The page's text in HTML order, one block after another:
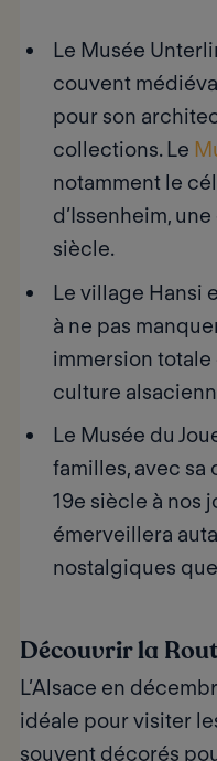
Le Musée
couvent
pour son
collections. Le
notamment le
d’Issenheim,
siècle.
Le village Hansi
à ne pas
immersion totale
culture
Le Musée du
familles, avec
19e siècle à nos
émerveillera
nostalgiques
Découvrir la
L’Alsace en
idéale pour visiter
souvent décorés